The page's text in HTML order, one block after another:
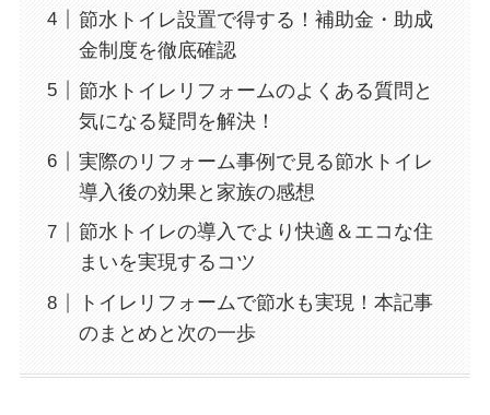
節水トイレ設置で得する！補助金・助成
金制度を徹底確認
節水トイレリフォームのよくある質問と
気になる疑問を解決！
実際のリフォーム事例で見る節水トイレ
導入後の効果と家族の感想
節水トイレの導入でより快適＆エコな住
まいを実現するコツ
トイレリフォームで節水も実現！本記事
のまとめと次の一歩